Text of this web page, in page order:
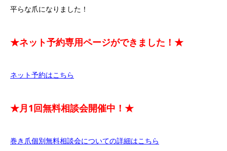
平らな爪になりました！
★ネット予約専用ページができました！★
ネット予約はこちら
★月1回無料相談会開催中！★
巻き爪個別無料相談会についての詳細はこちら